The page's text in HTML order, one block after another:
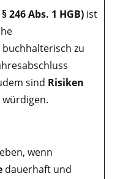
246 Abs. 1 HGB) ist
buchhalterisch zu
sind Risiken
wenn
dauerhaft und